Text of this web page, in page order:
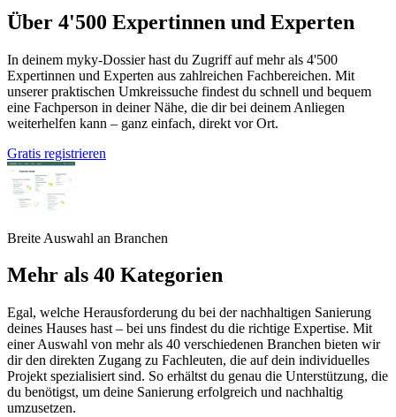
Über 4'500 Expertinnen und Experten
In deinem myky-Dossier hast du Zugriff auf mehr als 4'500
Expertinnen und Experten aus zahlreichen Fachbereichen. Mit
unserer praktischen Umkreissuche findest du schnell und bequem
eine Fachperson in deiner Nähe, die dir bei deinem Anliegen
weiterhelfen kann – ganz einfach, direkt vor Ort.
Gratis registrieren
Breite Auswahl an Branchen
Mehr als 40 Kategorien
Egal, welche Herausforderung du bei der nachhaltigen Sanierung
deines Hauses hast – bei uns findest du die richtige Expertise. Mit
einer Auswahl von mehr als 40 verschiedenen Branchen bieten wir
dir den direkten Zugang zu Fachleuten, die auf dein individuelles
Projekt spezialisiert sind. So erhältst du genau die Unterstützung, die
du benötigst, um deine Sanierung erfolgreich und nachhaltig
umzusetzen.